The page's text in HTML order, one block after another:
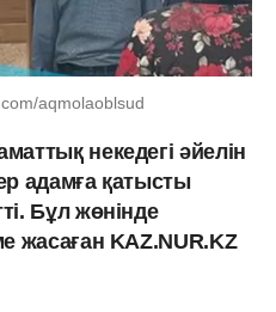
aqmolaoblsud
некедегі әйелін
адамға қатысты
Бұл жөнінде
жасаған KAZ.NUR.KZ